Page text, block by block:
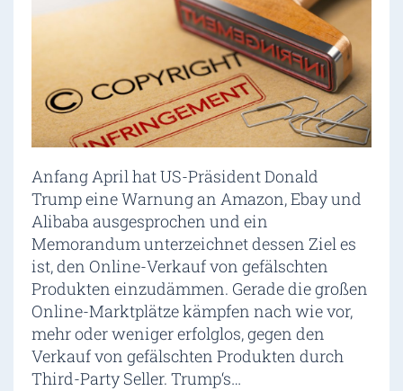
Anfang April hat US-Präsident Donald
Trump eine Warnung an Amazon, Ebay und
Alibaba ausgesprochen und ein
Memorandum unterzeichnet dessen Ziel es
ist, den Online-Verkauf von gefälschten
Produkten einzudämmen. Gerade die großen
Online-Marktplätze kämpfen nach wie vor,
mehr oder weniger erfolglos, gegen den
Verkauf von gefälschten Produkten durch
Third-Party Seller. Trump‘s…